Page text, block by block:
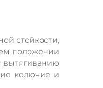
стойкости,
положении
вытягиванию
колючие и